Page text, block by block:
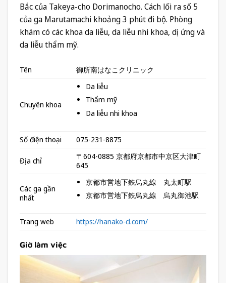
Bắc của Takeya-cho Dorimanocho. Cách lối ra số 5
của ga Marutamachi khoảng 3 phút đi bộ. Phòng
khám có các khoa da liễu, da liễu nhi khoa, dị ứng và
da liễu thẩm mỹ.
Tên 御所南はなこクリニック
Chuyên khoa
Da liễu
Thẩm mỹ
Da liễu nhi khoa
Số điện thoại 075-231-8875
Địa chỉ
〒604-0885 京都府京都市中京区大津町
645
Các ga gần
nhất
京都市営地下鉄烏丸線 丸太町駅
京都市営地下鉄烏丸線 烏丸御池駅
Trang web https://hanako-cl.com/
Giờ làm việc